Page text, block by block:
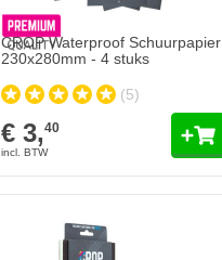
CROP Waterproof Schuurpapier
230x280mm - 4 stuks
(5)
€ 3,40